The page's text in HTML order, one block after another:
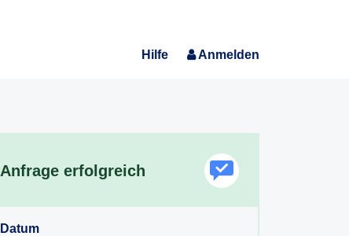
Hilfe Anmelden
Anfrage erfolgreich
Datum